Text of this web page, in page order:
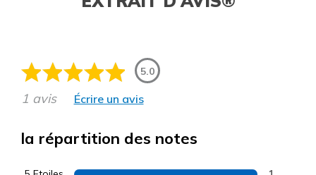
5.0
1 avis Écrire un avis
la répartition des notes